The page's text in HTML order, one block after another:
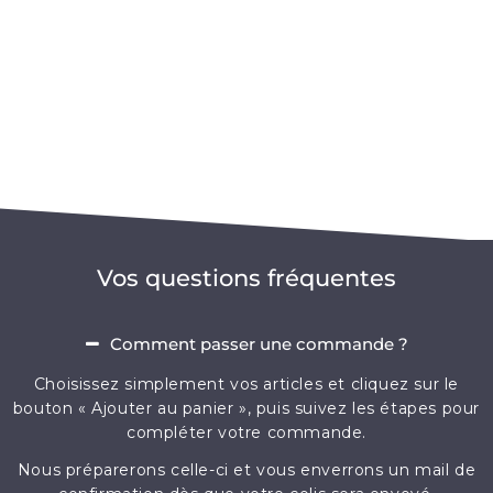
Vos questions fréquentes
Comment passer une commande ?
Choisissez simplement vos articles et cliquez sur le
bouton « Ajouter au panier », puis suivez les étapes pour
compléter votre commande.
Nous préparerons celle-ci et vous enverrons un mail de